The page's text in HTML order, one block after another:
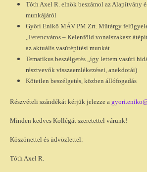
Tóth Axel R. elnök beszámol az Alapítvány
munkájáról
Győri Enikő MÁV PM Zrt. Műtárgy
„Ferencváros – Kelenföld vonalszakasz
az aktuális vasútépítési munkát
Tematikus beszélgetés „így lettem vasúti
résztvevők visszaemlékezései, anekdotái)
Kötetlen beszélgetés, közben állófogadás
Részvételi szándékát kérjük jelezze a
Minden kedves Kollégát szeretettel várunk!
Köszönettel és üdvözlettel:
Tóth Axel R.